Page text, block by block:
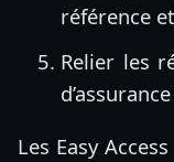
référence
Relier les
Les Easy